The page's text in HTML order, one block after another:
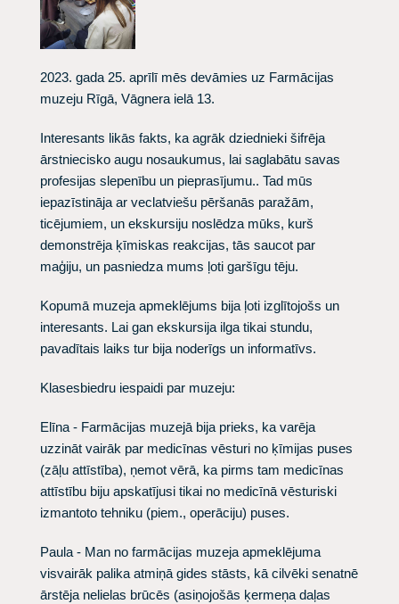
2023. gada 25. aprīlī mēs devāmies uz Farmācijas
muzeju Rīgā, Vāgnera ielā 13.
Interesants likās fakts, ka agrāk dziednieki šifrēja
ārstniecisko augu nosaukumus, lai saglabātu savas
profesijas slepenību un pieprasījumu.. Tad mūs
iepazīstināja ar veclatviešu pēršanās paražām,
ticējumiem, un ekskursiju noslēdza mūks, kurš
demonstrēja ķīmiskas reakcijas, tās saucot par
maģiju, un pasniedza mums ļoti garšīgu tēju.
Kopumā muzeja apmeklējums bija ļoti izglītojošs un
interesants. Lai gan ekskursija ilga tikai stundu,
pavadītais laiks tur bija noderīgs un informatīvs.
Klasesbiedru iespaidi par muzeju:
Elīna - Farmācijas muzejā bija prieks, ka varēja
uzzināt vairāk par medicīnas vēsturi no ķīmijas puses
(zāļu attīstība), ņemot vērā, ka pirms tam medicīnas
attīstību biju apskatījusi tikai no medicīnā vēsturiski
izmantoto tehniku (piem., operāciju) puses.
Paula - Man no farmācijas muzeja apmeklējuma
visvairāk palika atmiņā gides stāsts, kā cilvēki senatnē
ārstēja nelielas brūcēs (asiņojošās ķermeņa daļas